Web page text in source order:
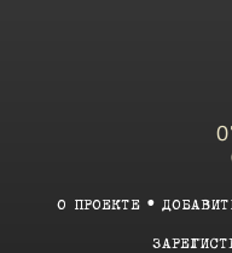
О ПРОЕКТЕ